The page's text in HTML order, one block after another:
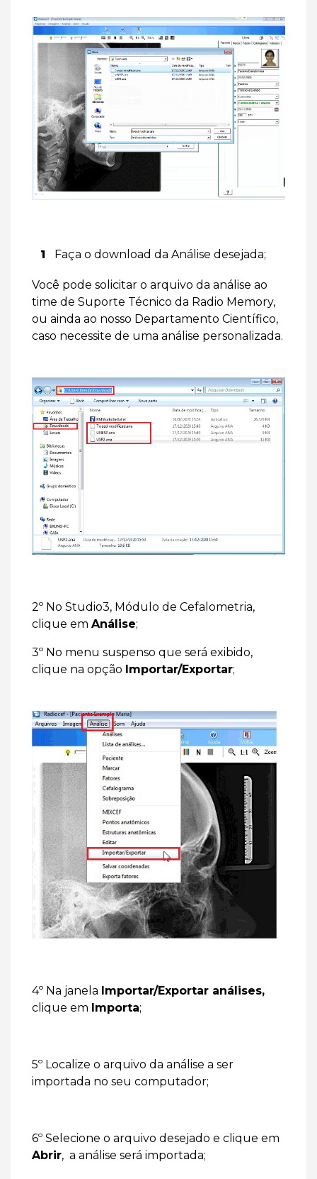
Faça o download da Análise desejada;
Você pode solicitar o arquivo da análise ao
time de Suporte Técnico da Radio Memory,
ou ainda ao nosso Departamento Científico,
caso necessite de uma análise personalizada.
2º No Studio3, Módulo de Cefalometria,
clique em Análise;
3º No menu suspenso que será exibido,
clique na opção Importar/Exportar;
4º Na janela Importar/Exportar análises,
clique em Importa;
5º Localize o arquivo da análise a ser
importada no seu computador;
6º Selecione o arquivo desejado e clique em
Abrir, a análise será importada;